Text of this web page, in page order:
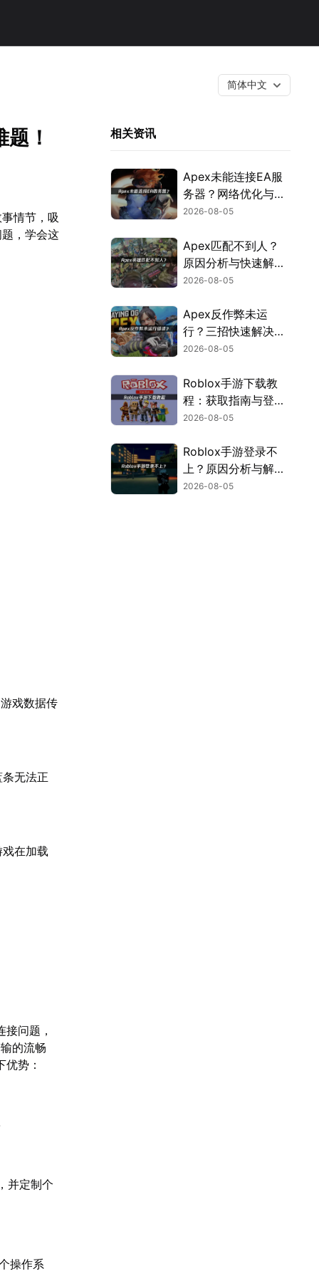
简体中文
！
情节，吸
，学会这
戏数据传
无法正
在加载
问题，
的流畅
优势：
并定制个
操作系
相关资讯
Apex未能连接EA服
务器？网络优化与故
障排查指南！
2026-08-05
Apex匹配不到人？
原因分析与快速解决
方案！
2026-08-05
Apex反作弊未运
行？三招快速解决方
案！
2026-08-05
Roblox手游下载教
程：获取指南与登录
解决方案！
2026-08-05
Roblox手游登录不
上？原因分析与解决
方案！
2026-08-05